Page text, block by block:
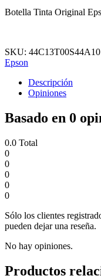
Botella Tinta Original
SKU: 44C13T00S44A10
Epson
Descripción
Opiniones
Basado en 0
0.0 Total
0
0
0
0
0
Sólo los clientes
pueden dejar una reseña.
No hay opiniones.
Productos